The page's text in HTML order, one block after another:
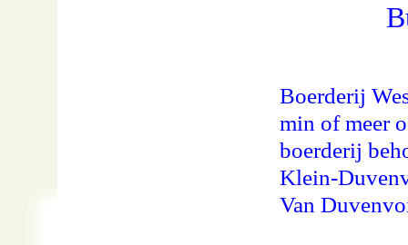
Boerderij
min of meer
boerderij
Klein-
Van